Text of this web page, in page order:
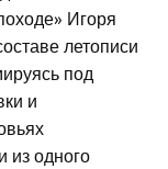
Игоря
летописи
под
и
из одного